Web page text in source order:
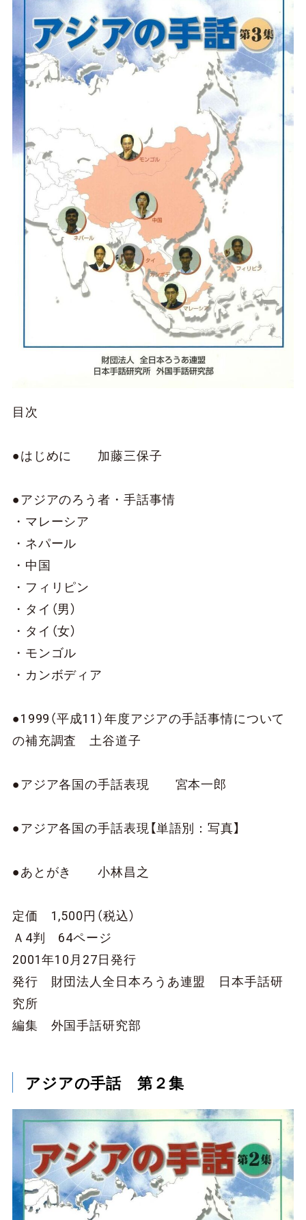
目次
●はじめに 加藤三保子
●アジアのろう者・手話事情
・マレーシア
・ネパール
・中国
・フィリピン
・タイ（男）
・タイ（女）
・モンゴル
・カンボディア
●1999（平成11）年度アジアの手話事情について
の補充調査 土谷道子
●アジア各国の手話表現 宮本一郎
●アジア各国の手話表現【単語別：写真】
●あとがき 小林昌之
定価 1,500円（税込）
Ａ4判 64ページ
2001年10月27日発行
発行 財団法人全日本ろうあ連盟 日本手話研
究所
編集 外国手話研究部
アジアの手話 第２集